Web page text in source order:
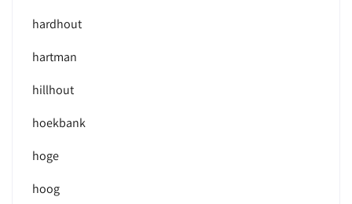
hardhout
hartman
hillhout
hoekbank
hoge
hoog